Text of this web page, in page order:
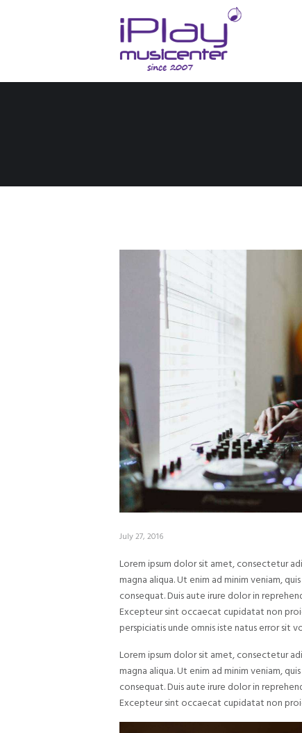
July 27, 2016
Lorem ipsum dolor sit amet, consectetur
magna aliqua. Ut enim ad minim veniam,
consequat. Duis aute irure dolor in
Excepteur sint occaecat cupidatat non
perspiciatis unde omnis iste natus error sit
Lorem ipsum dolor sit amet, consectetur
magna aliqua. Ut enim ad minim veniam,
consequat. Duis aute irure dolor in
Excepteur sint occaecat cupidatat non